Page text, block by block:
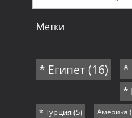
Метки
* Египет(16) *
*
* Турция (5) Америка